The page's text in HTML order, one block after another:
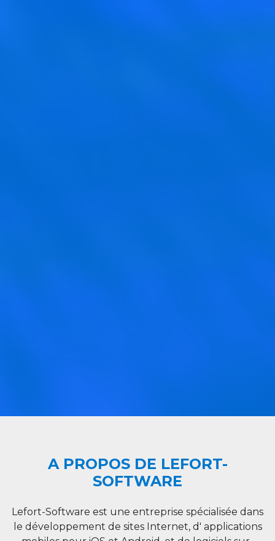
A PROPOS DE LEFORT-
SOFTWARE
Lefort-Software est une entreprise spécialisée dans
le développement de sites Internet, d' applications